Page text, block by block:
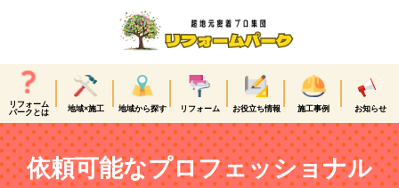
リフォーム
パークとは
地域×施工 地域から探す リフォーム お役立ち情報 施工事例 お知らせ
依頼可能なプロフェッショナル